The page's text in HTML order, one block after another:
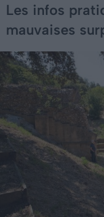
Les infos
mauvaises